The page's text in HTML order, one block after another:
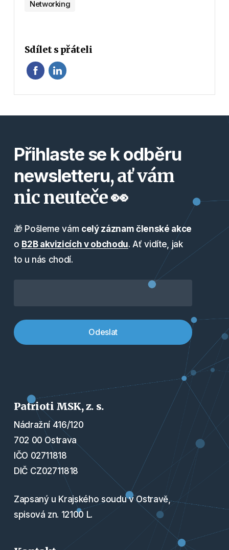
Networking
Sdílet s přáteli
Přihlaste se k odběru
newsletteru, ať vám
nic neuteče 👀
🎁 Pošleme vám celý záznam členské akce
o B2B akvizicích v obchodu. Ať vidíte, jak
to u nás chodí.
Patrioti MSK, z. s.
Nádražní 416/120
702 00 Ostrava
IČO 02711818
DIČ CZ02711818
Zapsaný u Krajského soudu v Ostravě,
spisová zn. 12100 L.